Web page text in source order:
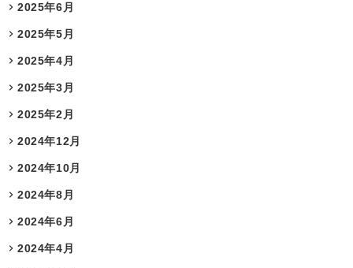
2025年6月
2025年5月
2025年4月
2025年3月
2025年2月
2024年12月
2024年10月
2024年8月
2024年6月
2024年4月